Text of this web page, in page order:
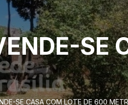
SE
SE CASA COM LOTE DE 600